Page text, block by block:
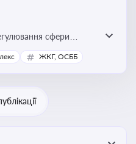
сфери
є важливою для
підприємств та
ЖКГ, ОСББ